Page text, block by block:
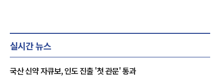
실시간 뉴스
국산 신약 자큐보, 인도 진출 '첫 관문' 통과